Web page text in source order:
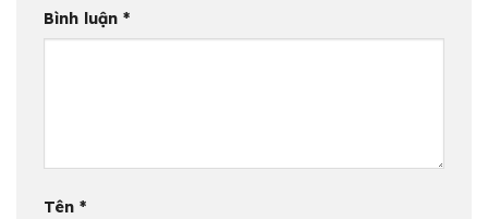
Bình luận *
Tên *